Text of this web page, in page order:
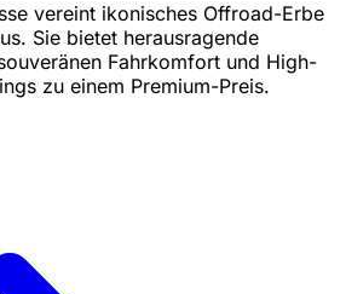
vereint ikonisches Offroad-Erbe
Sie bietet herausragende
Fahrkomfort und High-
zu einem Premium-Preis.